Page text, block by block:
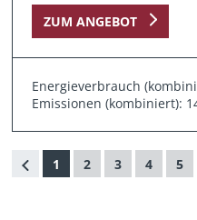
ZUM ANGEBOT
Energieverbrauch
Emissionen (kombiniert):
1 2 3 4 5